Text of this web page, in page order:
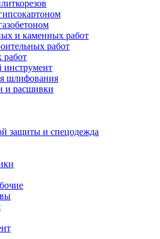
и каменных работ
работ
работ
инструмент
шлифования
и расшивки
защиты и спецодежда